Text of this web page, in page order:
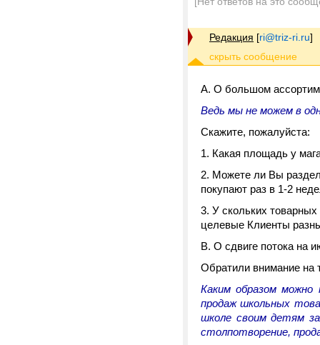
Редакция [ri@triz-ri.ru]
А. О большом
Ведь мы не можем в
Скажите, пожалуйста:
1. Какая площадь у
2. Можете ли Вы
покупают раз в 1-2
3. У скольких
целевые Клиенты
В. О сдвиге потока на
Обратили внимание на
Каким образом можно
продаж школьных
школе своим детям
столпотворение,